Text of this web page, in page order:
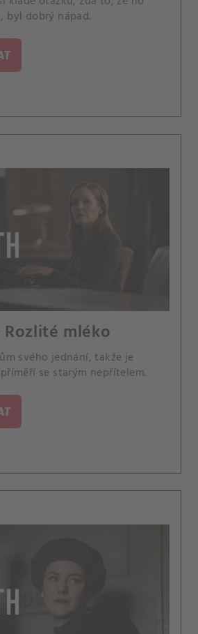
byl dobrý nápad.
Rozlité mléko
svého jednání, takže je
se starým nepřítelem.